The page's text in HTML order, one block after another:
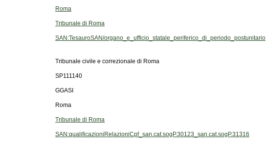
Roma
Tribunale di Roma
SAN:TesauroSAN/organo_e_ufficio_statale_periferico_di_periodo_postunitario
Tribunale civile e correzionale di Roma
SP111140
GGASI
Roma
Tribunale di Roma
SAN:qualificazioniRelazioniCpf_san.cat.sogP.30123_san.cat.sogP.31316